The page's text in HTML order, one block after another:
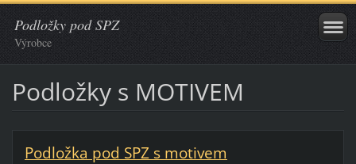
Podložky pod SPZ
Výrobce
Podložky s MOTIVEM
Podložka pod SPZ s motivem